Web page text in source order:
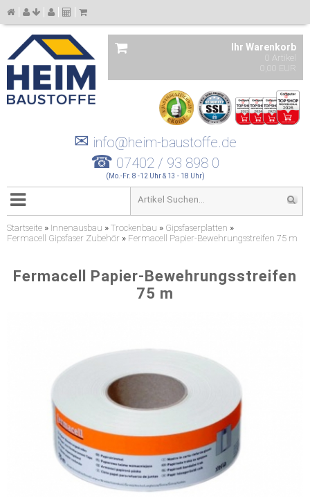
Ihr Warenkorb
0 Artikel
0,00 EUR
✉ info@heim-baustoffe.de
☎ 07402 / 93 898 0
(Mo.-Fr. 8 -12 Uhr & 13 - 18 Uhr)
Startseite » Innenausbau » Trockenbau » Gipsfaserplatten »
Fermacell Gipsfaser Zubehör » Fermacell Papier-Bewehrungsstreifen 75 m
Fermacell Papier-Bewehrungsstreifen
75 m